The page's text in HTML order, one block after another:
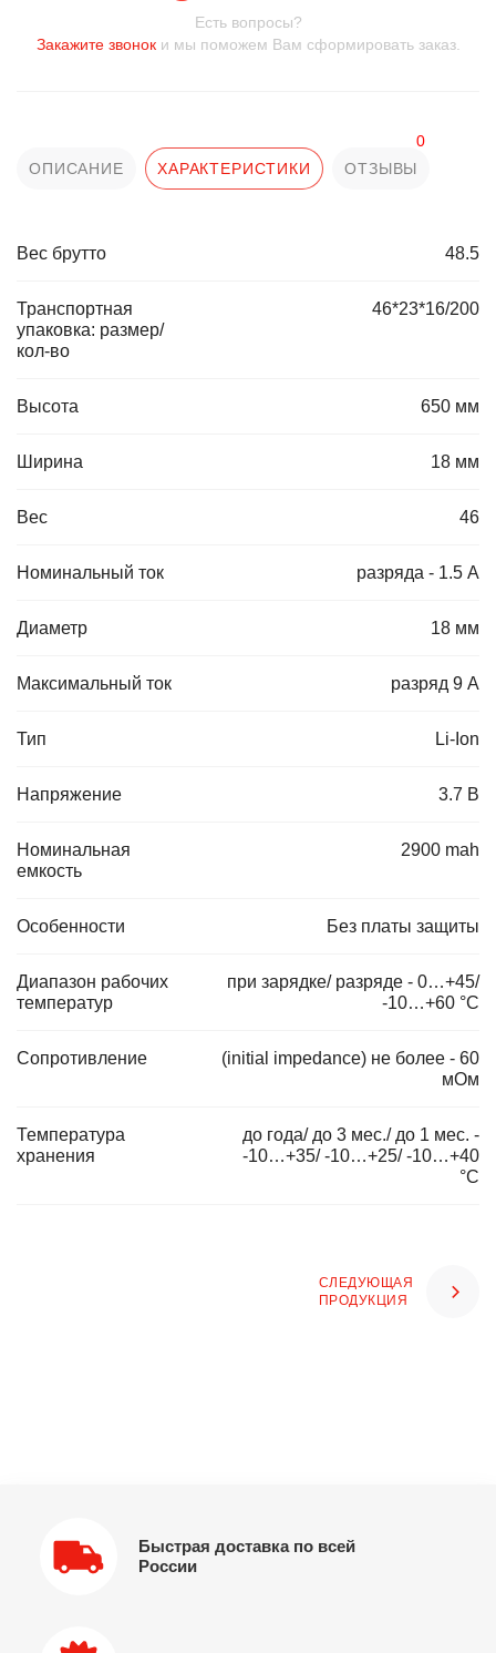
Есть вопросы?
Закажите звоноки мы поможем Вам сформировать заказ.
ОПИСАНИЕ ХАРАКТЕРИСТИКИ ОТЗЫВЫ
0
Вес брутто 48.5
Транспортная
упаковка: размер/
кол-во
46*23*16/200
Высота 650 мм
Ширина 18 мм
Вес 46
Номинальный ток разряда - 1.5 А
Диаметр 18 мм
Максимальный ток разряд 9 А
Тип Li-Ion
Напряжение 3.7 В
Номинальная
емкость
2900 mah
Особенности Без платы защиты
Диапазон рабочих
температур
при зарядке/ разряде - 0…+45/
-10…+60 °С
Сопротивление
(initial impedance) не более - 60
мОм
Температура
хранения
до года/ до 3 мес./ до 1 мес. -
-10…+35/ -10…+25/ -10…+40
°С
СЛЕДУЮЩАЯ
ПРОДУКЦИЯ
Быстрая доставка по всей
России